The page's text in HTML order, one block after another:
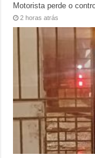
Motorista perde o
2 horas atrás